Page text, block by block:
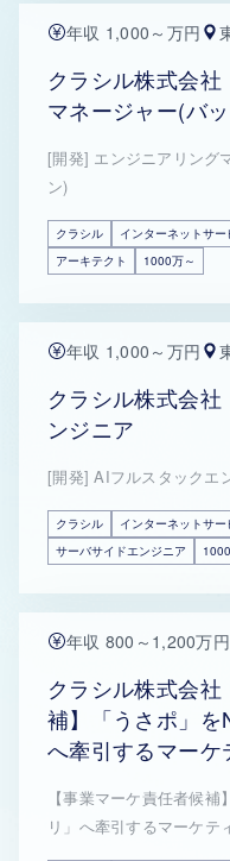
年収 1,000～万円
クラシル株式会
マネージャー(バ
[開発] エンジニアリング
ン)
クラシル
インターネットサー
アーキテクト
1000万～
年収 1,000～万円
クラシル株式会
ンジニア
[開発] AIフルスタックエ
クラシル
インターネットサー
サーバサイドエンジニア
年収 800～1,200万円
クラシル株式会
補】「うさポ」を
へ牽引するマーケ
【事業マーケ責任者候
リ」へ牽引するマーケテ